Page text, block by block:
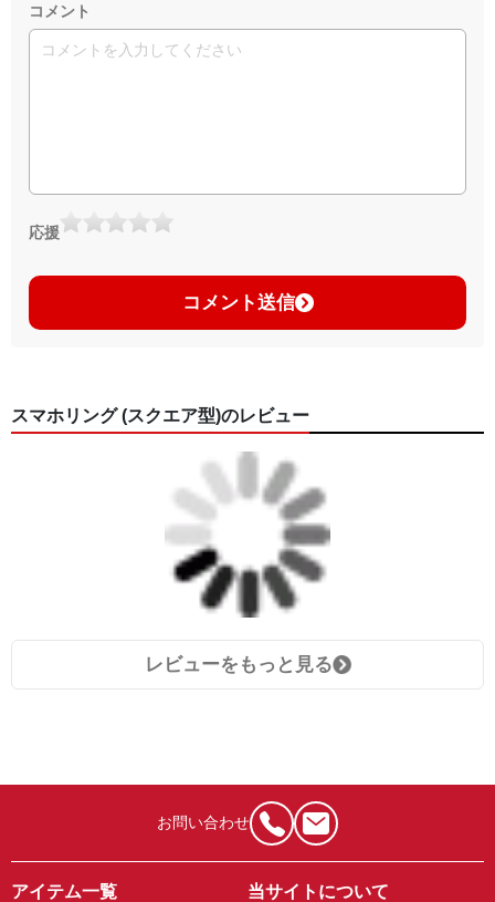
コメント
応援
コメント送信
スマホリング (スクエア型)のレビュー
レビューをもっと見る
お問い合わせ
アイテム一覧 当サイトについて